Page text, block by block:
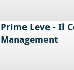
Prime Leve - Il
Management